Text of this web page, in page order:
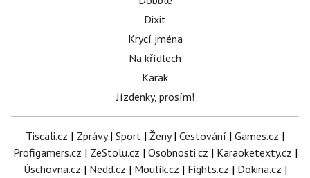
Dixit
Krycí jména
Na křídlech
Karak
Jízdenky, prosím!
Tiscali.cz | Zprávy| Sport | Ženy| Cestování | Games.cz |
Profigamers.cz | ZeStolu.cz | Osobnosti.cz | Karaoketexty.cz |
Úschovna.cz | Nedd.cz | Moulík.cz | Fights.cz | Dokina.cz |